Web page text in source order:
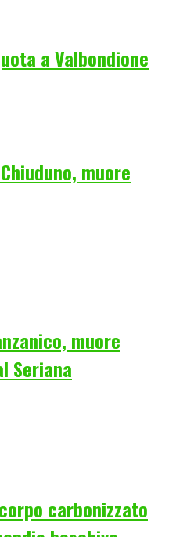
a Valbondione
muore
muore
Seriana
carbonizzato